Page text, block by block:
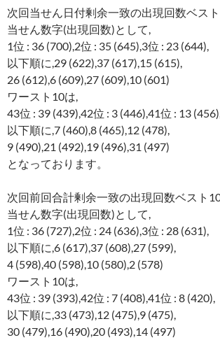
次回当せん日付剰余一致の出現回数ベス
当せん数字(出現回数)として,
1位 : 36 (700),2位 : 35 (645),3位 : 23 (644),
以下順に,29 (622),37 (617),15 (615),
26 (612),6 (609),27 (609),10 (601)
ワースト10は,
43位 : 39 (439),42位 : 3 (446),41位 : 13
以下順に,7 (460),8 (465),12 (478),
9 (490),21 (492),19 (496),31 (497)
となっております。
次回前回合計剰余一致の出現回数ベスト
当せん数字(出現回数)として,
1位 : 36 (727),2位 : 24 (636),3位 : 28 (631),
以下順に,6 (617),37 (608),27 (599),
4 (598),40 (598),10 (580),2 (578)
ワースト10は,
43位 : 39 (393),42位 : 7 (408),41位 : 8 (420),
以下順に,33 (473),12 (475),9 (475),
30 (479),16 (490),20 (493),14 (497)